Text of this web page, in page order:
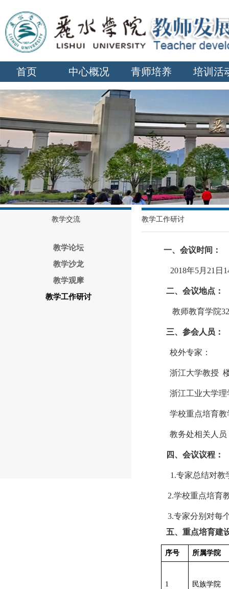
首页 中心概况 青师培养 培训活
教学交流
教学论坛
教学沙龙
教学观摩
教学工作研讨
教学工作研讨
一、会议时间：
2018年5月 21 日
二、会议地点：
教师教育学院
三、参会人员：
校外专家：
浙江大学教授
浙江工业大学
学校重点培育教
教务处相关人员
四、会议议程：
1.专家总结对教
2.学校重点培育
3.专家分别对每
五、重点培育建
序号 所属学院
1 民族学院